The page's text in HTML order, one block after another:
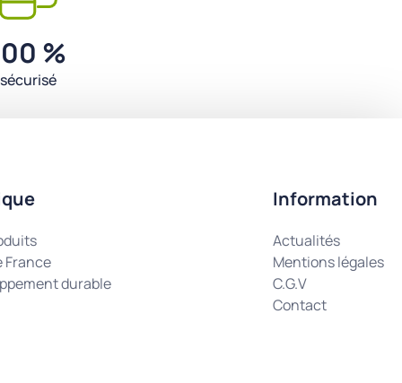
%
sécurisé
France
durable
Information
Actualités
Mentions légales
C.G.V
Contact